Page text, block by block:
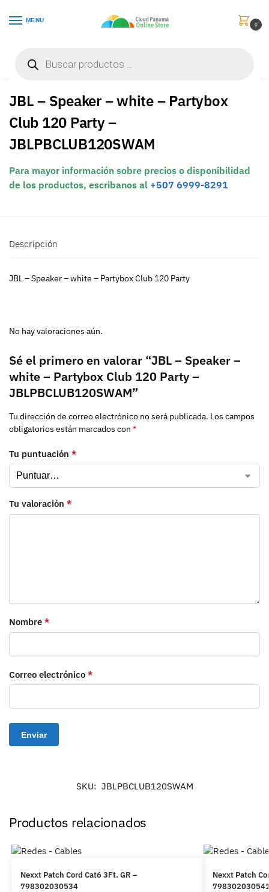
MENU
0
JBL – Speaker – white – Partybox
Club 120 Party –
JBLPBCLUB120SWAM
Para mayor información sobre precios o disponibilidad
de los productos, escribanos al +507 6999-8291
Descripción
JBL – Speaker – white – Partybox Club 120 Party
No hay valoraciones aún.
Sé el primero en valorar “JBL – Speaker –
white – Partybox Club 120 Party –
JBLPBCLUB120SWAM”
Tu dirección de correo electrónico no será publicada. Los campos
obligatorios están marcados con *
Tu puntuación *
Tu valoración *
Nombre *
Correo electrónico *
SKU: JBLPBCLUB120SWAM
Productos relacionados
Nexxt Patch Cord Cat6 3Ft. GR –
798302030534
Nexxt Patch